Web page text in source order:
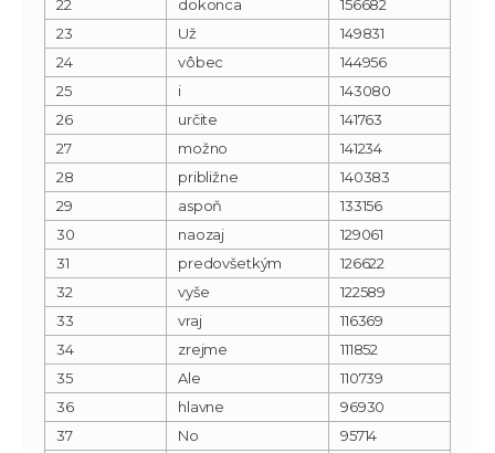
22
dokonca
156682
23
Už
149831
24
vôbec
144956
25
i
143080
26
určite
141763
27
možno
141234
28
približne
140383
29
aspoň
133156
30
naozaj
129061
31
predovšetkým
126622
32
vyše
122589
33
vraj
116369
34
zrejme
111852
35
Ale
110739
36
hlavne
96930
37
No
95714